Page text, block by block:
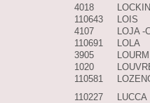
4018
110643
LOIS
4107
LOJA -
110691
LOLA
3905
1020
110581
110227
LUCCA